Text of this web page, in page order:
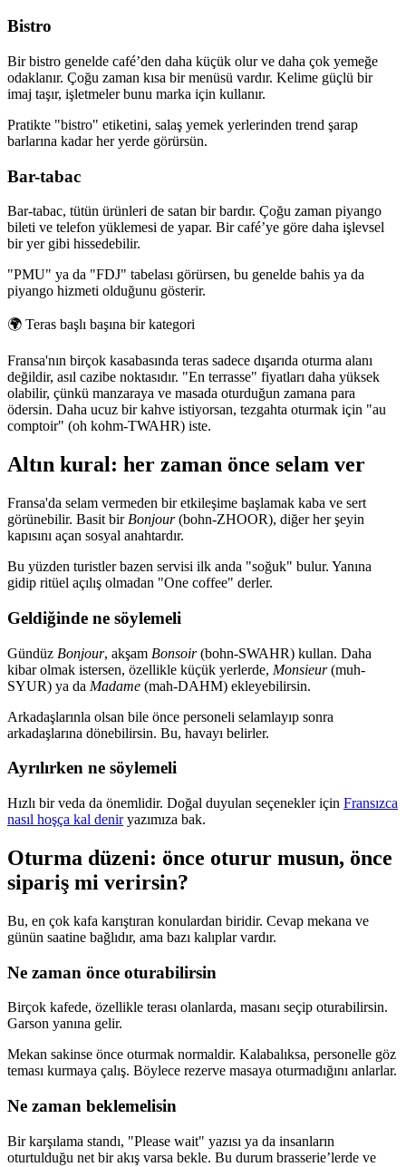
Bistro
Bir bistro genelde café’den daha küçük olur ve daha çok yemeğe
odaklanır. Çoğu zaman kısa bir menüsü vardır. Kelime güçlü bir
imaj taşır, işletmeler bunu marka için kullanır.
Pratikte "bistro" etiketini, salaş yemek yerlerinden trend şarap
barlarına kadar her yerde görürsün.
Bar-tabac
Bar-tabac, tütün ürünleri de satan bir bardır. Çoğu zaman piyango
bileti ve telefon yüklemesi de yapar. Bir café’ye göre daha işlevsel
bir yer gibi hissedebilir.
"PMU" ya da "FDJ" tabelası görürsen, bu genelde bahis ya da
piyango hizmeti olduğunu gösterir.
🌍 Teras başlı başına bir kategori
Fransa'nın birçok kasabasında teras sadece dışarıda oturma alanı
değildir, asıl cazibe noktasıdır. "En terrasse" fiyatları daha yüksek
olabilir, çünkü manzaraya ve masada oturduğun zamana para
ödersin. Daha ucuz bir kahve istiyorsan, tezgahta oturmak için "au
comptoir" (oh kohm-TWAHR) iste.
Altın kural: her zaman önce selam ver
Fransa'da selam vermeden bir etkileşime başlamak kaba ve sert
görünebilir. Basit bir Bonjour(bohn-ZHOOR), diğer her şeyin
kapısını açan sosyal anahtardır.
Bu yüzden turistler bazen servisi ilk anda "soğuk" bulur. Yanına
gidip ritüel açılış olmadan "One coffee" derler.
Geldiğinde ne söylemeli
Gündüz Bonjour, akşam Bonsoir(bohn-SWAHR) kullan. Daha
kibar olmak istersen, özellikle küçük yerlerde, Monsieur(muh-
SYUR) ya da Madame (mah-DAHM) ekleyebilirsin.
Arkadaşlarınla olsan bile önce personeli selamlayıp sonra
arkadaşlarına dönebilirsin. Bu, havayı belirler.
Ayrılırken ne söylemeli
Hızlı bir veda da önemlidir. Doğal duyulan seçenekler için Fransızca
nasıl hoşça kal deniryazımıza bak.
Oturma düzeni: önce oturur musun, önce
sipariş mi verirsin?
Bu, en çok kafa karıştıran konulardan biridir. Cevap mekana ve
günün saatine bağlıdır, ama bazı kalıplar vardır.
Ne zaman önce oturabilirsin
Birçok kafede, özellikle terası olanlarda, masanı seçip oturabilirsin.
Garson yanına gelir.
Mekan sakinse önce oturmak normaldir. Kalabalıksa, personelle göz
teması kurmaya çalış. Böylece rezerve masaya oturmadığını anlarlar.
Ne zaman beklemelisin
Bir karşılama standı, "Please wait" yazısı ya da insanların
oturtulduğu net bir akış varsa bekle. Bu durum brasserie’lerde ve